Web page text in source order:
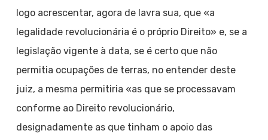
logo acrescentar, agora de lavra sua, que «a
legalidade revolucionária é o próprio Direito» e, se a
legislação vigente à data, se é certo que não
permitia ocupações de terras, no entender deste
juiz, a mesma permitiria «as que se processavam
conforme ao Direito revolucionário,
designadamente as que tinham o apoio das